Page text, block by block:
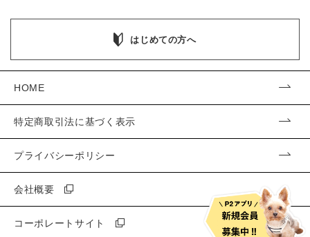
はじめての方へ
HOME
特定商取引法に基づく表示
プライバシーポリシー
会社概要
コーポレートサイト